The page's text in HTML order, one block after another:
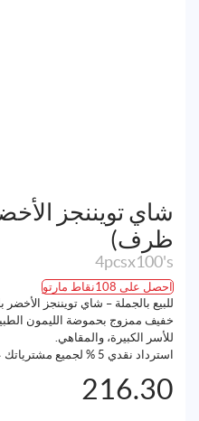
ظرف)
4pcsx100's
احصل على 108نقاط مارتو
خفيف ممزوج بحموضة الليمون
للأسر الكبيرة، والمقاهي.
استرداد نقدي 5 % لجميع مشترياتك عبر موقع مارتو!
216.30